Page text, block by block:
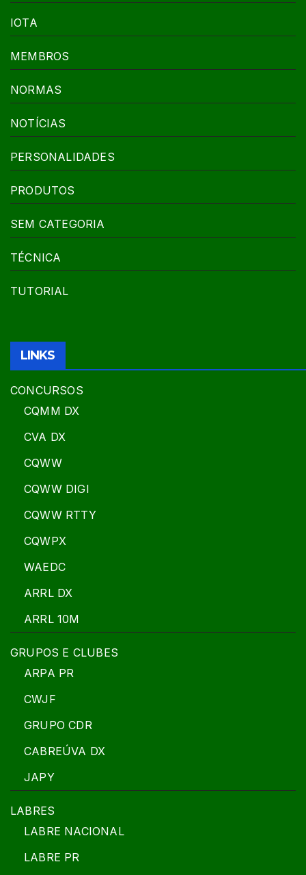
IOTA
MEMBROS
NORMAS
NOTÍCIAS
PERSONALIDADES
PRODUTOS
SEM CATEGORIA
TÉCNICA
TUTORIAL
LINKS
CONCURSOS
CQMM DX
CVA DX
CQWW
CQWW DIGI
CQWW RTTY
CQWPX
WAEDC
ARRL DX
ARRL 10M
GRUPOS E CLUBES
ARPA PR
CWJF
GRUPO CDR
CABREÚVA DX
JAPY
LABRES
LABRE NACIONAL
LABRE PR